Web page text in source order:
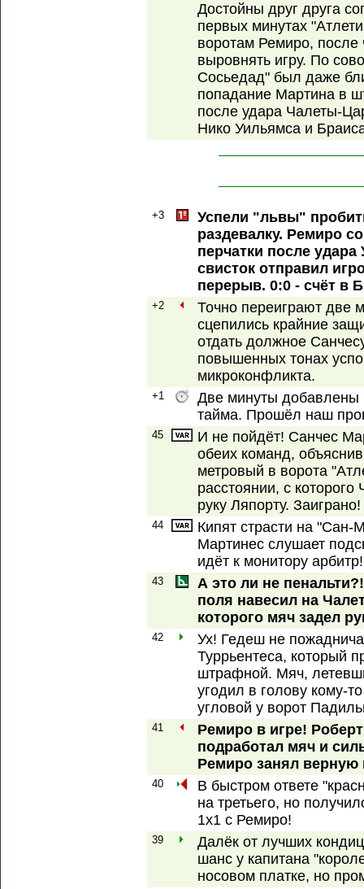
Достойны друг друга
первых минутах
воротам Ремиро, после
выровнять игру. По
Сосьедад" был даже
попадание Мартина в
после удара Чалеты-
Нико Уильямса и
+3
Успели "львы"
раздевалку. Ремиро
перчатки после
свисток отправил
перерыв. 0:0 - счёт в
+2
Точно переиграют две
сцепились крайние
отдать должное
повышенных тонах
микроконфликта.
+1
Две минуты добавлены
тайма. Прошёл наш
45
И не пойдёт! Санчес
обеих команд,
метровый в ворота
расстоянии, с
руку Ляпорту. Заиграно!
44
Кипят страсти на "Сан-
Мартинес слушает
идёт к монитору арбитр!
43
А это ли не
поля навесил на
которого мяч задел
42
Ух! Гедеш не
Туррьентеса, который
штрафной. Мяч,
угодил в голову кому-
угловой у ворот
41
Ремиро в игре!
подработал мяч и
Ремиро занял верную
40
В быстром ответе
на третьего, но
1x1 с Ремиро!
39
Далёк от лучших
шанс у капитана
носовом платке, но